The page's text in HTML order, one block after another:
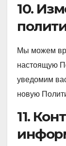
10.
Мы можем
настоящую
уведомим
новую
11.